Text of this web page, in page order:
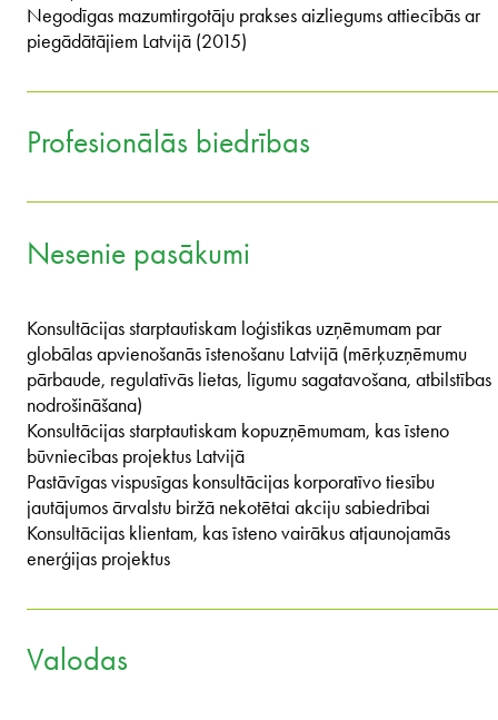
Negodīgas mazumtirgotāju prakses aizliegums attiecībās ar
piegādātājiem Latvijā (2015)
Profesionālās biedrības
Nesenie pasākumi
Konsultācijas starptautiskam loģistikas uzņēmumam par
globālas apvienošanās īstenošanu Latvijā (mērķuzņēmumu
pārbaude, regulatīvās lietas, līgumu sagatavošana, atbilstības
nodrošināšana)
Konsultācijas starptautiskam kopuzņēmumam, kas īsteno
būvniecības projektus Latvijā
Pastāvīgas vispusīgas konsultācijas korporatīvo tiesību
jautājumos ārvalstu biržā nekotētai akciju sabiedrībai
Konsultācijas klientam, kas īsteno vairākus atjaunojamās
enerģijas projektus
Valodas